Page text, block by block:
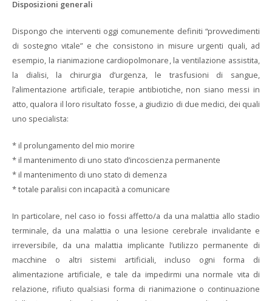
Disposizioni generali
Dispongo che interventi oggi comunemente definiti “provvedimenti
di sostegno vitale” e che consistono in misure urgenti quali, ad
esempio, la rianimazione cardiopolmonare, la ventilazione assistita,
la dialisi, la chirurgia d’urgenza, le trasfusioni di sangue,
l’alimentazione artificiale, terapie antibiotiche, non siano messi in
atto, qualora il loro risultato fosse, a giudizio di due medici, dei quali
uno specialista:
* il prolungamento del mio morire
* il mantenimento di uno stato d’incoscienza permanente
* il mantenimento di uno stato di demenza
* totale paralisi con incapacità a comunicare
In particolare, nel caso io fossi affetto/a da una malattia allo stadio
terminale, da una malattia o una lesione cerebrale invalidante e
irreversibile, da una malattia implicante l’utilizzo permanente di
macchine o altri sistemi artificiali, incluso ogni forma di
alimentazione artificiale, e tale da impedirmi una normale vita di
relazione, rifiuto qualsiasi forma di rianimazione o continuazione